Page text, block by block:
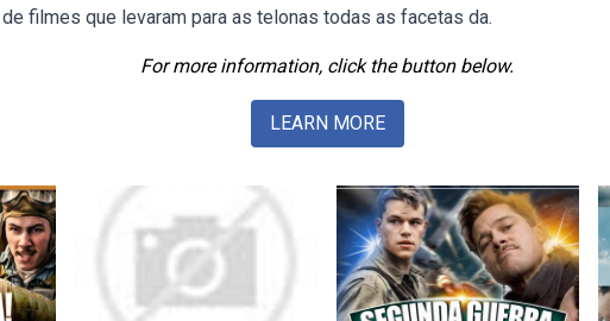
filmes que levaram para as telonas todas as facetas da.
For more information, click the button below.
LEARN MORE